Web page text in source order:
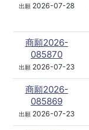
出願2026-07-28
商願2026-
085870
出願2026-07-23
商願2026-
085869
出願2026-07-23